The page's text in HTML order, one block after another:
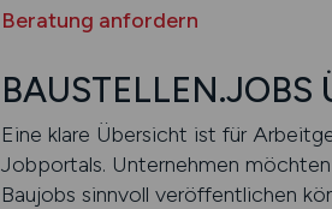
Beratung anfordern
Eine klare Übersicht ist für
Jobportals. Unternehmen
Baujobs sinnvoll veröffentlichen